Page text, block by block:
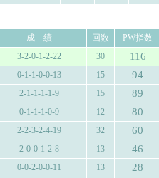
成 績 回数
PW指数
3-2-0-1-2-22 30 116
0-1-1-0-0-13 15 94
2-1-1-1-1-9 15 89
0-1-1-1-0-9 12 80
2-2-3-2-4-19 32 60
2-0-0-1-2-8 13 46
0-0-2-0-0-11 13 28